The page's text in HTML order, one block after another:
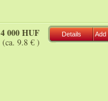
4 000 HUF
(ca. 9.8 € )
Details Add